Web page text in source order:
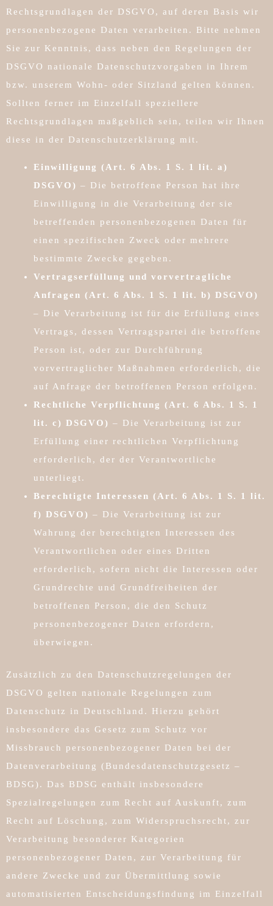
Rechtsgrundlagen der DSGVO, auf deren Basis wir
personenbezogene Daten verarbeiten. Bitte nehmen
Sie zur Kenntnis, dass neben den Regelungen der
DSGVO nationale Datenschutzvorgaben in Ihrem
bzw. unserem Wohn- oder Sitzland gelten können.
Sollten ferner im Einzelfall speziellere
Rechtsgrundlagen maßgeblich sein, teilen wir Ihnen
diese in der Datenschutzerklärung mit.
Einwilligung (Art. 6 Abs. 1 S. 1 lit. a)
DSGVO) – Die betroffene Person hat ihre
Einwilligung in die Verarbeitung der sie
betreffenden personenbezogenen Daten für
einen spezifischen Zweck oder mehrere
bestimmte Zwecke gegeben.
Vertragserfüllung und vorvertragliche
Anfragen (Art. 6 Abs. 1 S. 1 lit. b) DSGVO)
– Die Verarbeitung ist für die Erfüllung eines
Vertrags, dessen Vertragspartei die betroffene
Person ist, oder zur Durchführung
vorvertraglicher Maßnahmen erforderlich, die
auf Anfrage der betroffenen Person erfolgen.
Rechtliche Verpflichtung (Art. 6 Abs. 1 S. 1
lit. c) DSGVO) – Die Verarbeitung ist zur
Erfüllung einer rechtlichen Verpflichtung
erforderlich, der der Verantwortliche
unterliegt.
Berechtigte Interessen (Art. 6 Abs. 1 S. 1 lit.
f) DSGVO) – Die Verarbeitung ist zur
Wahrung der berechtigten Interessen des
Verantwortlichen oder eines Dritten
erforderlich, sofern nicht die Interessen oder
Grundrechte und Grundfreiheiten der
betroffenen Person, die den Schutz
personenbezogener Daten erfordern,
überwiegen.
Zusätzlich zu den Datenschutzregelungen der
DSGVO gelten nationale Regelungen zum
Datenschutz in Deutschland. Hierzu gehört
insbesondere das Gesetz zum Schutz vor
Missbrauch personenbezogener Daten bei der
Datenverarbeitung (Bundesdatenschutzgesetz –
BDSG). Das BDSG enthält insbesondere
Spezialregelungen zum Recht auf Auskunft, zum
Recht auf Löschung, zum Widerspruchsrecht, zur
Verarbeitung besonderer Kategorien
personenbezogener Daten, zur Verarbeitung für
andere Zwecke und zur Übermittlung sowie
automatisierten Entscheidungsfindung im Einzelfall